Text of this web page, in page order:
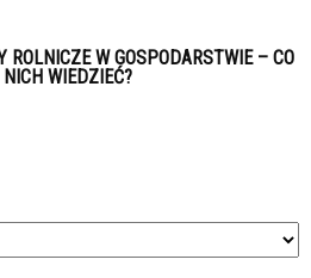
ROLNICZE W GOSPODARSTWIE – CO
NICH WIEDZIEĆ?